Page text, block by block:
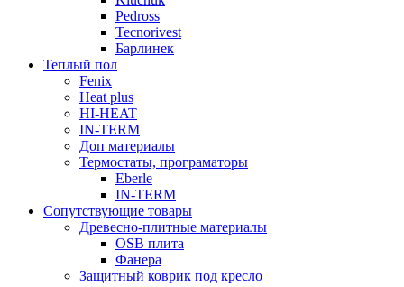
Pedross
Tecnorivest
Барлинек
Теплый пол
Fenix
Heat plus
HI-HEAT
IN-TERM
Доп материалы
Термостаты, програматоры
Eberle
IN-TERM
Сопутствующие товары
Древесно-плитные материалы
OSB плита
Фанера
Защитный коврик под кресло